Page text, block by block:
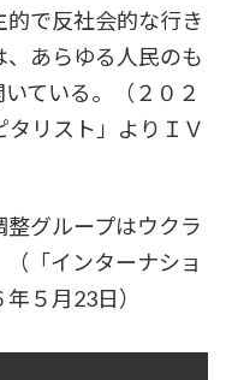
で反社会的な行き
あらゆる人民のも
ている。（２０２
タリスト」よりＩＶ
グループはウクラ
「インターナショ
５月23日）